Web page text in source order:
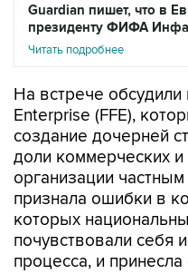
Guardian пишет, что в
президенту ФИФА
Читать подробнее
На встрече обсудили
Enterprise (FFE),
создание дочерней
доли коммерческих
организации
признала ошибки в
которых
почувствовали себя
процесса, и